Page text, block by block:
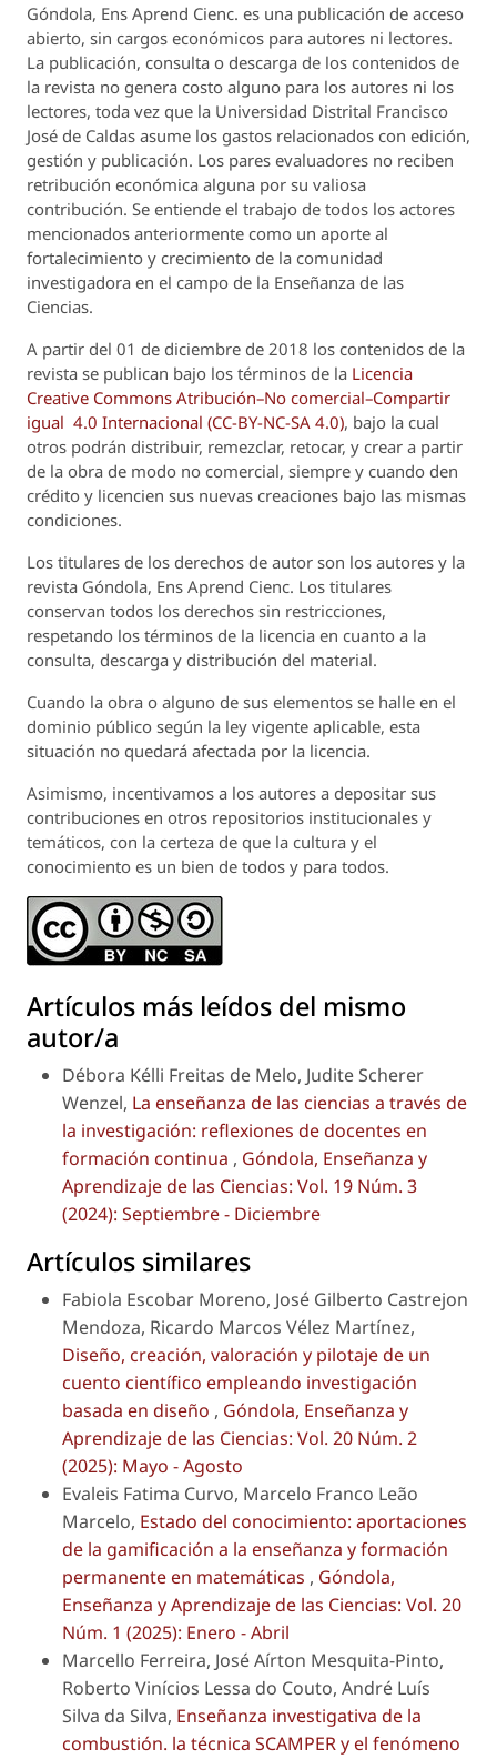
Góndola, Ens Aprend Cienc. es una publicación de acceso
abierto, sin cargos económicos para autores ni lectores.
La publicación, consulta o descarga de los contenidos de
la revista no genera costo alguno para los autores ni los
lectores, toda vez que la Universidad Distrital Francisco
José de Caldas asume los gastos relacionados con edición,
gestión y publicación. Los pares evaluadores no reciben
retribución económica alguna por su valiosa
contribución. Se entiende el trabajo de todos los actores
mencionados anteriormente como un aporte al
fortalecimiento y crecimiento de la comunidad
investigadora en el campo de la Enseñanza de las
Ciencias.
A partir del 01 de diciembre de 2018 los contenidos de la
revista se publican bajo los términos de la Licencia
Creative Commons Atribución–No comercial–Compartir
igual 4.0 Internacional (CC-BY-NC-SA 4.0), bajo la cual
otros podrán distribuir, remezclar, retocar, y crear a partir
de la obra de modo no comercial, siempre y cuando den
crédito y licencien sus nuevas creaciones bajo las mismas
condiciones.
Los titulares de los derechos de autor son los autores y la
revista Góndola, Ens Aprend Cienc. Los titulares
conservan todos los derechos sin restricciones,
respetando los términos de la licencia en cuanto a la
consulta, descarga y distribución del material.
Cuando la obra o alguno de sus elementos se halle en el
dominio público según la ley vigente aplicable, esta
situación no quedará afectada por la licencia.
Asimismo, incentivamos a los autores a depositar sus
contribuciones en otros repositorios institucionales y
temáticos, con la certeza de que la cultura y el
conocimiento es un bien de todos y para todos.
Artículos más leídos del mismo
autor/a
Débora Kélli Freitas de Melo, Judite Scherer
Wenzel, La enseñanza de las ciencias a través de
la investigación: reflexiones de docentes en
formación continua , Góndola, Enseñanza y
Aprendizaje de las Ciencias: Vol. 19 Núm. 3
(2024): Septiembre - Diciembre
Artículos similares
Fabiola Escobar Moreno, José Gilberto Castrejon
Mendoza, Ricardo Marcos Vélez Martínez,
Diseño, creación, valoración y pilotaje de un
cuento científico empleando investigación
basada en diseño , Góndola, Enseñanza y
Aprendizaje de las Ciencias: Vol. 20 Núm. 2
(2025): Mayo - Agosto
Evaleis Fatima Curvo, Marcelo Franco Leão
Marcelo, Estado del conocimiento: aportaciones
de la gamificación a la enseñanza y formación
permanente en matemáticas , Góndola,
Enseñanza y Aprendizaje de las Ciencias: Vol. 20
Núm. 1 (2025): Enero - Abril
Marcello Ferreira, José Aírton Mesquita-Pinto,
Roberto Vinícios Lessa do Couto, André Luís
Silva da Silva, Enseñanza investigativa de la
combustión. la técnica SCAMPER y el fenómeno